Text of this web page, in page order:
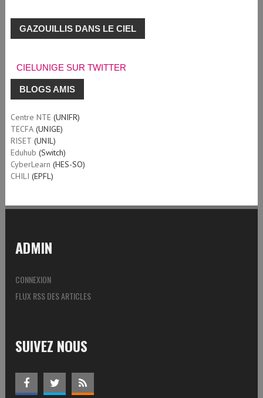
GAZOUILLIS DANS LE CIEL
CIELUNIGE SUR TWITTER
BLOGS AMIS
Centre NTE (UNIFR)
TECFA (UNIGE)
RISET (UNIL)
Eduhub (Switch)
CyberLearn (HES-SO)
CHILI (EPFL)
ADMIN
CONNEXION
FLUX RSS DES ARTICLES
SUIVEZ NOUS